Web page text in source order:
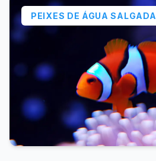
PEIXES DE ÁGUA SALGADA